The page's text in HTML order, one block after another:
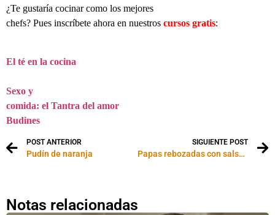
¿Te gustaría cocinar como los mejores
chefs? Pues inscríbete ahora en nuestros cursos gratis:
El té en la cocina
Sexo y
comida: el Tantra del amor
Budines
POST ANTERIOR
Pudín de naranja
SIGUIENTE POST
Papas rebozadas con salsa verde
Notas relacionadas